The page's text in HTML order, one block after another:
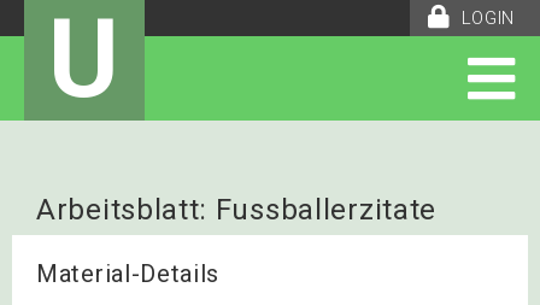
LOGIN
U
Arbeitsblatt: Fussballerzitate
Material-Details